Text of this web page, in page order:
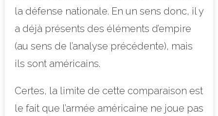
la défense nationale. En un sens donc, il y
a déjà présents des éléments d’empire
(au sens de l’analyse précédente), mais
ils sont américains.
Certes, la limite de cette comparaison est
le fait que l’armée américaine ne joue pas